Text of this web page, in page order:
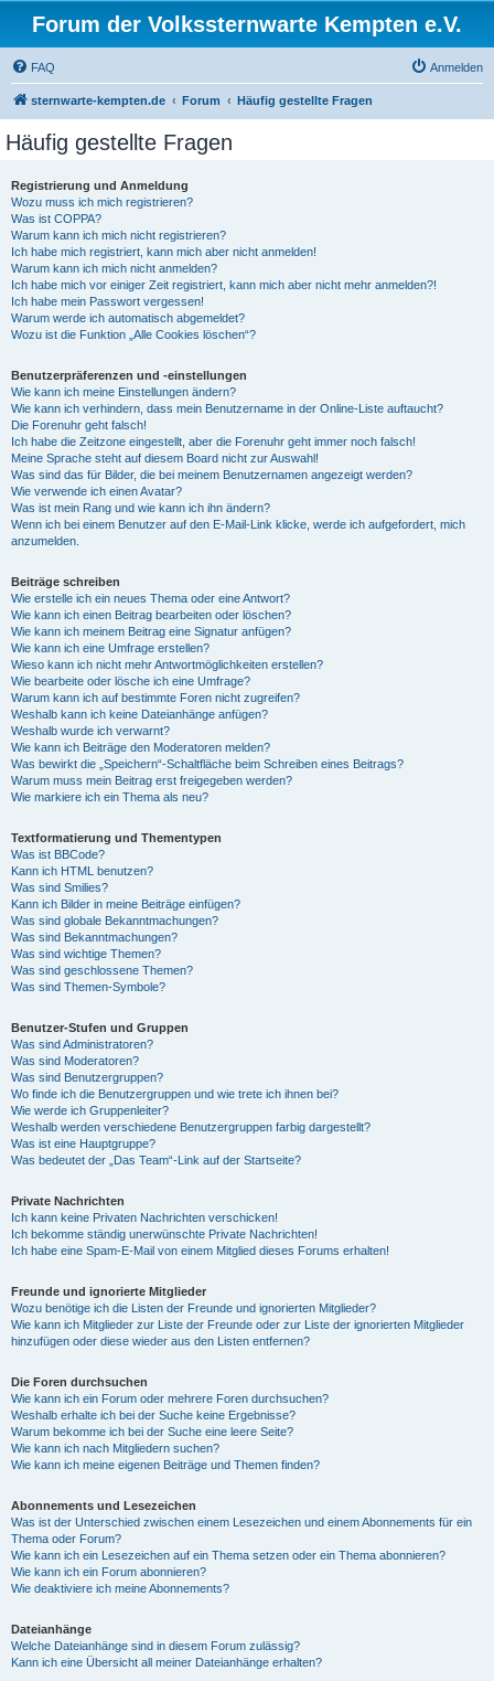
Forum der Volkssternwarte Kempten e.V.
FAQ Anmelden
sternwarte-kempten.de Forum Häufig gestellte Fragen
Häufig gestellte Fragen
Registrierung und Anmeldung
Wozu muss ich mich registrieren?
Was ist COPPA?
Warum kann ich mich nicht registrieren?
Ich habe mich registriert, kann mich aber nicht anmelden!
Warum kann ich mich nicht anmelden?
Ich habe mich vor einiger Zeit registriert, kann mich aber nicht mehr anmelden?!
Ich habe mein Passwort vergessen!
Warum werde ich automatisch abgemeldet?
Wozu ist die Funktion „Alle Cookies löschen“?
Benutzerpräferenzen und -einstellungen
Wie kann ich meine Einstellungen ändern?
Wie kann ich verhindern, dass mein Benutzername in der Online-Liste auftaucht?
Die Forenuhr geht falsch!
Ich habe die Zeitzone eingestellt, aber die Forenuhr geht immer noch falsch!
Meine Sprache steht auf diesem Board nicht zur Auswahl!
Was sind das für Bilder, die bei meinem Benutzernamen angezeigt werden?
Wie verwende ich einen Avatar?
Was ist mein Rang und wie kann ich ihn ändern?
Wenn ich bei einem Benutzer auf den E-Mail-Link klicke, werde ich aufgefordert, mich
anzumelden.
Beiträge schreiben
Wie erstelle ich ein neues Thema oder eine Antwort?
Wie kann ich einen Beitrag bearbeiten oder löschen?
Wie kann ich meinem Beitrag eine Signatur anfügen?
Wie kann ich eine Umfrage erstellen?
Wieso kann ich nicht mehr Antwortmöglichkeiten erstellen?
Wie bearbeite oder lösche ich eine Umfrage?
Warum kann ich auf bestimmte Foren nicht zugreifen?
Weshalb kann ich keine Dateianhänge anfügen?
Weshalb wurde ich verwarnt?
Wie kann ich Beiträge den Moderatoren melden?
Was bewirkt die „Speichern“-Schaltfläche beim Schreiben eines Beitrags?
Warum muss mein Beitrag erst freigegeben werden?
Wie markiere ich ein Thema als neu?
Textformatierung und Thementypen
Was ist BBCode?
Kann ich HTML benutzen?
Was sind Smilies?
Kann ich Bilder in meine Beiträge einfügen?
Was sind globale Bekanntmachungen?
Was sind Bekanntmachungen?
Was sind wichtige Themen?
Was sind geschlossene Themen?
Was sind Themen-Symbole?
Benutzer-Stufen und Gruppen
Was sind Administratoren?
Was sind Moderatoren?
Was sind Benutzergruppen?
Wo finde ich die Benutzergruppen und wie trete ich ihnen bei?
Wie werde ich Gruppenleiter?
Weshalb werden verschiedene Benutzergruppen farbig dargestellt?
Was ist eine Hauptgruppe?
Was bedeutet der „Das Team“-Link auf der Startseite?
Private Nachrichten
Ich kann keine Privaten Nachrichten verschicken!
Ich bekomme ständig unerwünschte Private Nachrichten!
Ich habe eine Spam-E-Mail von einem Mitglied dieses Forums erhalten!
Freunde und ignorierte Mitglieder
Wozu benötige ich die Listen der Freunde und ignorierten Mitglieder?
Wie kann ich Mitglieder zur Liste der Freunde oder zur Liste der ignorierten Mitglieder
hinzufügen oder diese wieder aus den Listen entfernen?
Die Foren durchsuchen
Wie kann ich ein Forum oder mehrere Foren durchsuchen?
Weshalb erhalte ich bei der Suche keine Ergebnisse?
Warum bekomme ich bei der Suche eine leere Seite?
Wie kann ich nach Mitgliedern suchen?
Wie kann ich meine eigenen Beiträge und Themen finden?
Abonnements und Lesezeichen
Was ist der Unterschied zwischen einem Lesezeichen und einem Abonnements für ein
Thema oder Forum?
Wie kann ich ein Lesezeichen auf ein Thema setzen oder ein Thema abonnieren?
Wie kann ich ein Forum abonnieren?
Wie deaktiviere ich meine Abonnements?
Dateianhänge
Welche Dateianhänge sind in diesem Forum zulässig?
Kann ich eine Übersicht all meiner Dateianhänge erhalten?